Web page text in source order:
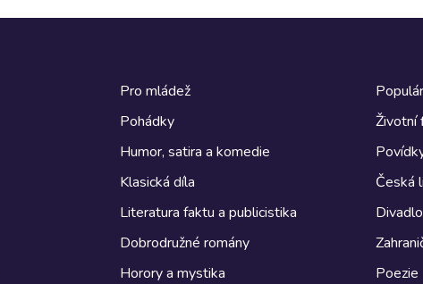
Pro mládež
Pohádky
Humor, satira a komedie
Klasická díla
Literatura faktu a publicistika
Dobrodružné romány
Horory a mystika
Životní
Česká
Poezie